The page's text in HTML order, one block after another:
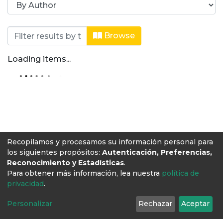
Browsing Revista Producción +
Browse
Loading items...
Recopilamos y procesamos su información personal para
los siguientes propósitos: Autenticación, Preferencias,
Reconocimiento y Estadísticas.
Para obtener más información, lea nuestra política de
privacidad.
Personalizar Rechazar Aceptar